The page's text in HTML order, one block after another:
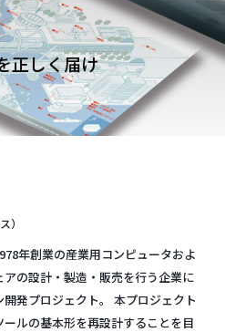
正しく届け
）
年創業の産業用コンピュータおよ
の設計・製造・販売を行う企業に
発プロジェクト。 本プロジェクト
ルの基本形を再設計することを目